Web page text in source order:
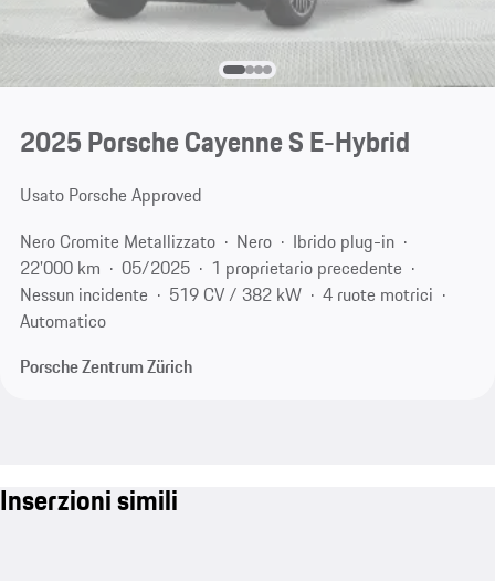
2025 Porsche Cayenne S E-Hybrid
Usato Porsche Approved
Nero Cromite Metallizzato
Nero
Ibrido plug-in
22'000 km
05/2025
1 proprietario precedente
Nessun incidente
519 CV / 382 kW
4 ruote motrici
Automatico
Porsche Zentrum Zürich
Inserzioni simili